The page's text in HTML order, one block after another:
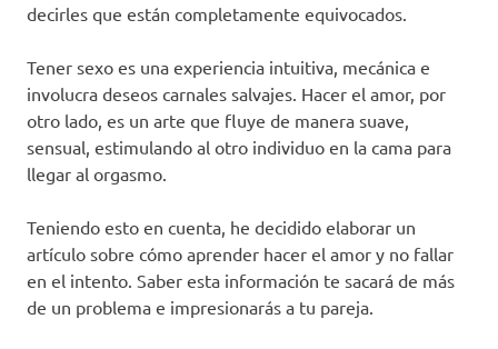
decirles que están completamente equivocados.
Tener sexo es una experiencia intuitiva, mecánica e
involucra deseos carnales salvajes. Hacer el amor, por
otro lado, es un arte que fluye de manera suave,
sensual, estimulando al otro individuo en la cama para
llegar al orgasmo.
Teniendo esto en cuenta, he decidido elaborar un
artículo sobre cómo aprender hacer el amor y no fallar
en el intento. Saber esta información te sacará de más
de un problema e impresionarás a tu pareja.